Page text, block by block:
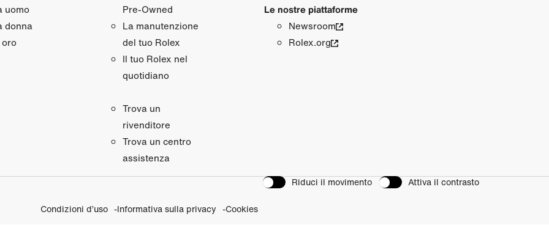
uomo
donna
Pre‑Owned
La manutenzione
del tuo Rolex
Il tuo Rolex nel
quotidiano
Trova un
rivenditore
Trova un centro
assistenza
Le nostre piattaforme
Newsroom
Rolex.org
Riduci il movimento Attiva il contrasto
Condizioni d’uso Informativa sulla privacy Cookies